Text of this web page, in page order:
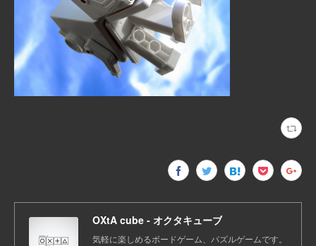
OXtA cube - オクタキューブ
気軽に楽しめるボードゲーム、パズルゲームです。